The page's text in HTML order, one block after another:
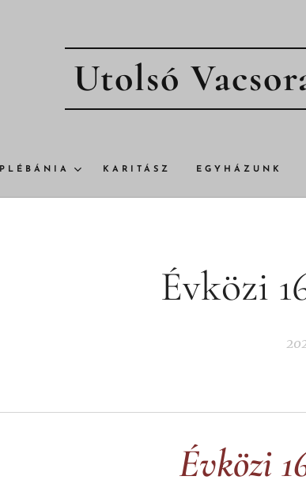
Utolsó
PLÉBÁNIA KARITÁSZ EGYHÁZUNK
Évközi
Évközi